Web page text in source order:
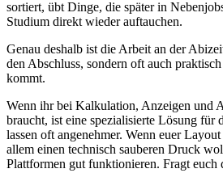
sortiert, übt Dinge, die später in
Studium direkt wieder auftauchen.
Genau deshalb ist die Arbeit an der
den Abschluss, sondern oft auch
kommt.
Wenn ihr bei Kalkulation, Anzeigen und
braucht, ist eine spezialisierte Lösung für
lassen oft angenehmer. Wenn euer
allem einen technisch sauberen Druck
Plattformen gut funktionieren. Fragt euch